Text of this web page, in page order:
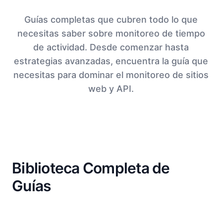
Guías completas que cubren todo lo que
necesitas saber sobre monitoreo de tiempo
de actividad. Desde comenzar hasta
estrategias avanzadas, encuentra la guía que
necesitas para dominar el monitoreo de sitios
web y API.
Biblioteca Completa de
Guías